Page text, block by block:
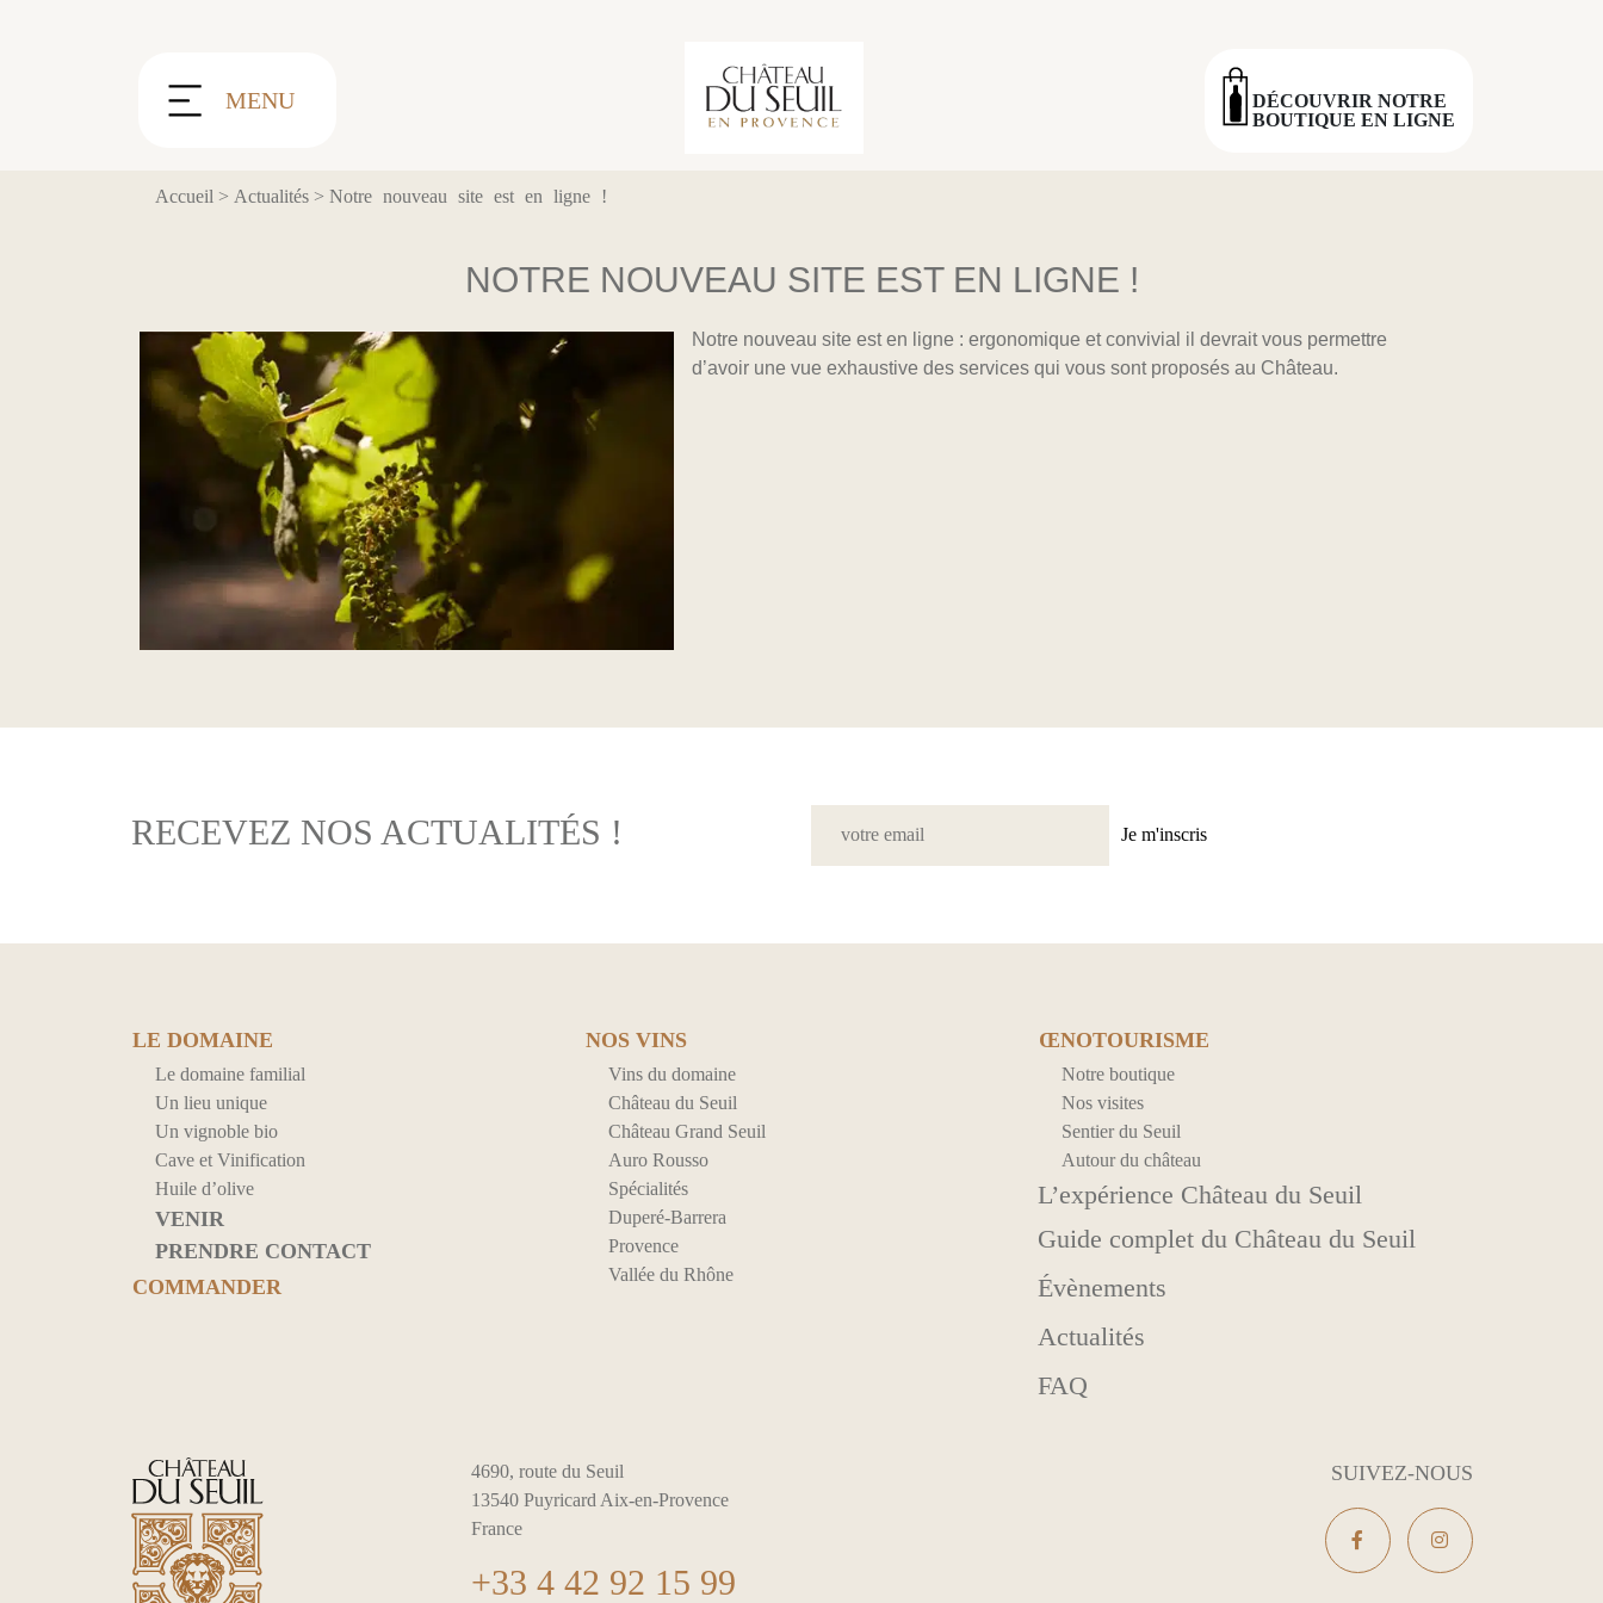
MENU
DÉCOUVRIR NOTRE
BOUTIQUE EN LIGNE
Accueil > Actualités> Notre nouveau site est en ligne !
NOTRE NOUVEAU SITE EST EN LIGNE !
Notre nouveau site est en ligne : ergonomique et convivial il devrait vous permettre
d’avoir une vue exhaustive des services qui vous sont proposés au Château.
RECEVEZ NOS ACTUALITÉS ! Je m'inscris
LE DOMAINE
Le domaine familial
Un lieu unique
Un vignoble bio
Cave et Vinification
Huile d’olive
VENIR
PRENDRE CONTACT
COMMANDER
NOS VINS
Vins du domaine
Château du Seuil
Château Grand Seuil
Auro Rousso
Spécialités
Duperé-Barrera
Provence
Vallée du Rhône
ŒNOTOURISME
Notre boutique
Nos visites
Sentier du Seuil
Autour du château
L’expérience Château du Seuil
Guide complet du Château du Seuil
Évènements
Actualités
FAQ
4690, route du Seuil
13540 Puyricard Aix-en-Provence
France
+33 4 42 92 15 99
SUIVEZ-NOUS